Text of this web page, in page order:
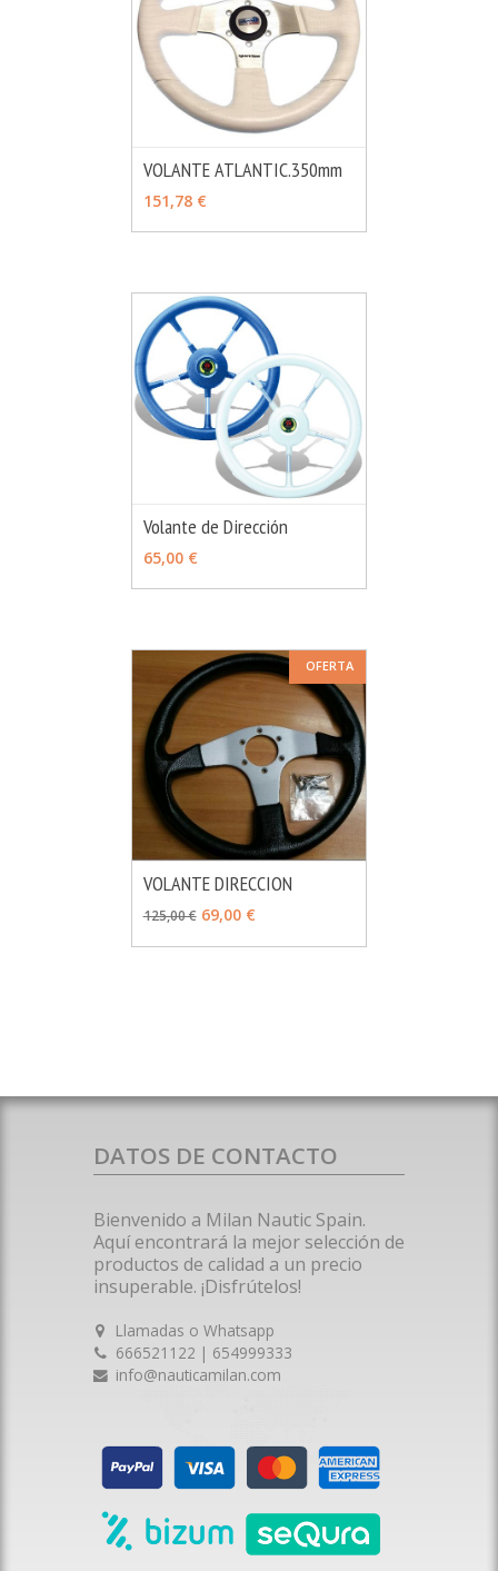
VOLANTE ATLANTIC.350mm
151,78 €
Volante de Dirección
65,00 €
OFERTA
VOLANTE DIRECCION
125,00 € 69,00 €
DATOS DE CONTACTO
Bienvenido a Milan Nautic Spain.
Aquí encontrará la mejor selección de
productos de calidad a un precio
insuperable. ¡Disfrútelos!
Llamadas o Whatsapp
666521122 | 654999333
info@nauticamilan.com